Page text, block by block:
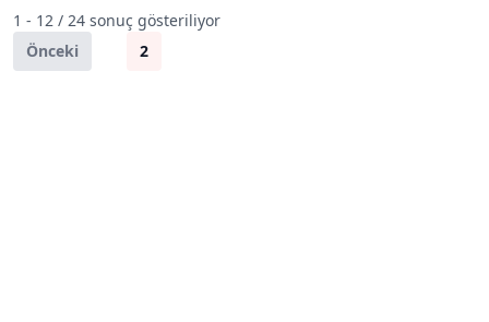
1 - 12 / 24 sonuç gösteriliyor
Önceki
2